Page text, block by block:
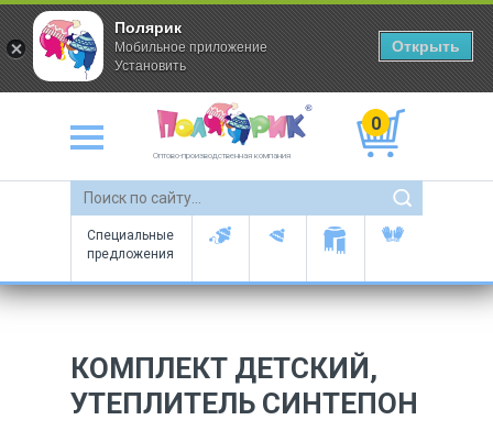
Оптово-производственная компания
0
Специальные
предложения
КОМПЛЕКТ ДЕТСКИЙ,
УТЕПЛИТЕЛЬ СИНТЕПОН
Полярик
Мобильное приложение
Установить
Открыть